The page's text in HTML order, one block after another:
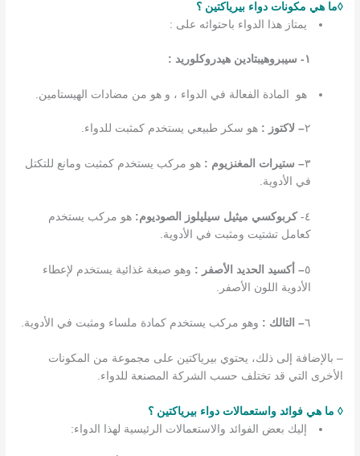
◊ما هي مكونات دواء بيرياكتين ؟
يمتاز هذا الدواء باحتوائه على :
١- سيبروهيبتادين هيدروكلوريد :
هو المادة الفعالة في الدواء ، و هو من مضادات الهيستامين.
٢– لاكتوز : هو سكر طبيعي يستخدم كمثبت للدواء.
٣– ستيرات المغنزيوم : هو مركب يستخدم كمثبت ومانع للتكتل
في الأدوية.
٤- كربوكسي ميثيل سيليلوز الصوديوم: هو مركب يستخدم
كعامل تشتيت ومثبت في الأدوية.
٥– أكسيد الحديد الأصفر : وهو صبغة غذائية يستخدم لإعطاء
الأدوية اللون الأصفر.
٦– التالك : وهو مركب يستخدم كمادة ملساء ومثبت في الأدوية.
– بالإضافة إلى ذلك، يحتوي بيرياكتين على مجموعة من المكونات
الأخرى التي قد تختلف حسب الشركة المصنعة للدواء.
◊ ما هي فوائد واستعمالات دواء بيرياكتين ؟
إليك بعض الفوائد والاستعمالات الرئيسية لهذا الدواء: